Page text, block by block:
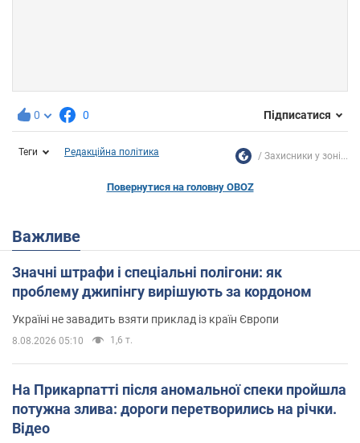
0 0 Підписатися
Теги Редакційна політика Захисники у зоні...
Повернутися на головну OBOZ
Важливе
Значні штрафи і спеціальні полігони: як
проблему джипінгу вирішують за кордоном
Україні не завадить взяти приклад із країн Європи
8.08.2026 05:10 1,6 т.
На Прикарпатті після аномальної спеки пройшла
потужна злива: дороги перетворились на річки.
Відео